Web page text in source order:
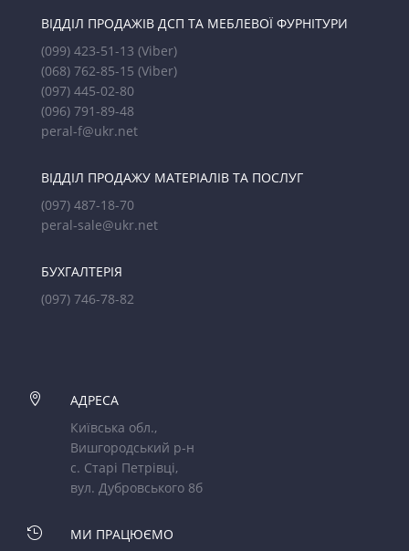
ВІДДІЛ ПРОДАЖІВ ДСП ТА МЕБЛЕВОЇ ФУРНІТУРИ
(099) 423-51-13 (Viber)
(068) 762-85-15 (Viber)
(097) 445-02-80
(096) 791-89-48
peral-f@ukr.net
ВІДДІЛ ПРОДАЖУ МАТЕРІАЛІВ ТА ПОСЛУГ
(097) 487-18-70
peral-sale@ukr.net
БУХГАЛТЕРІЯ
(097) 746-78-82

АДРЕСА
Київська обл.,
Вишгородський р-н
с. Старі Петрівці,
вул. Дубровського 8б

МИ ПРАЦЮЄМО